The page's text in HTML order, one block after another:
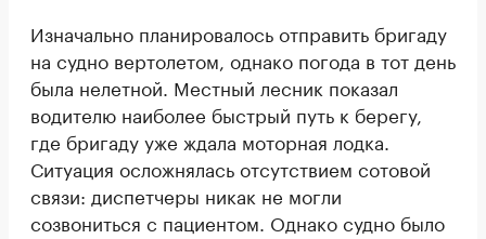
Изначально планировалось отправить бригаду
на судно вертолетом, однако погода в тот день
была нелетной. Местный лесник показал
водителю наиболее быстрый путь к берегу,
где бригаду уже ждала моторная лодка.
Ситуация осложнялась отсутствием сотовой
связи: диспетчеры никак не могли
созвониться с пациентом. Однако судно было